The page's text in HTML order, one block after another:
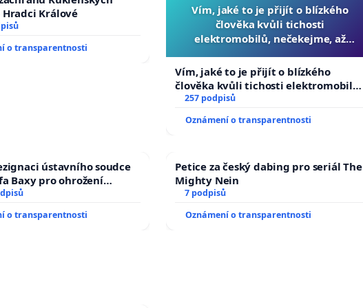
Králové
o transparentnosti
Vím, jaké to je přijít o blízkého
člověka kvůli tichosti
elektromobilů, nečekejme, až
auta!
Vím, jaké to je přijít o blízkého
člověka kvůli tichosti elektromobilů,
nečekejme, až přibydou další,
zaveďme slyšitelná auta!
257 podpisů
Oznámení o transparentnosti
ústavního soudce
Baxy pro ohrožení
spravedlivý proces
o transparentnosti
Petice za český dabing pro seriál The
Mighty Nein
7 podpisů
Oznámení o transparentnosti